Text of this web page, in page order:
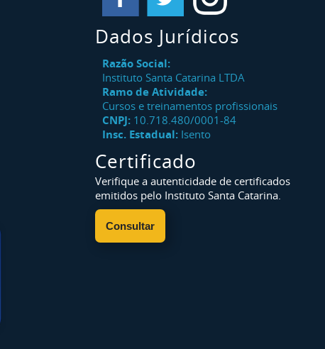
Dados Jurídicos
Razão Social:
Instituto Santa Catarina LTDA
Ramo de Atividade:
Cursos e treinamentos profissionais
CNPJ: 10.718.480/0001-84
Insc. Estadual: Isento
Certificado
Verifique a autenticidade de certificados
emitidos pelo Instituto Santa Catarina.
Consultar